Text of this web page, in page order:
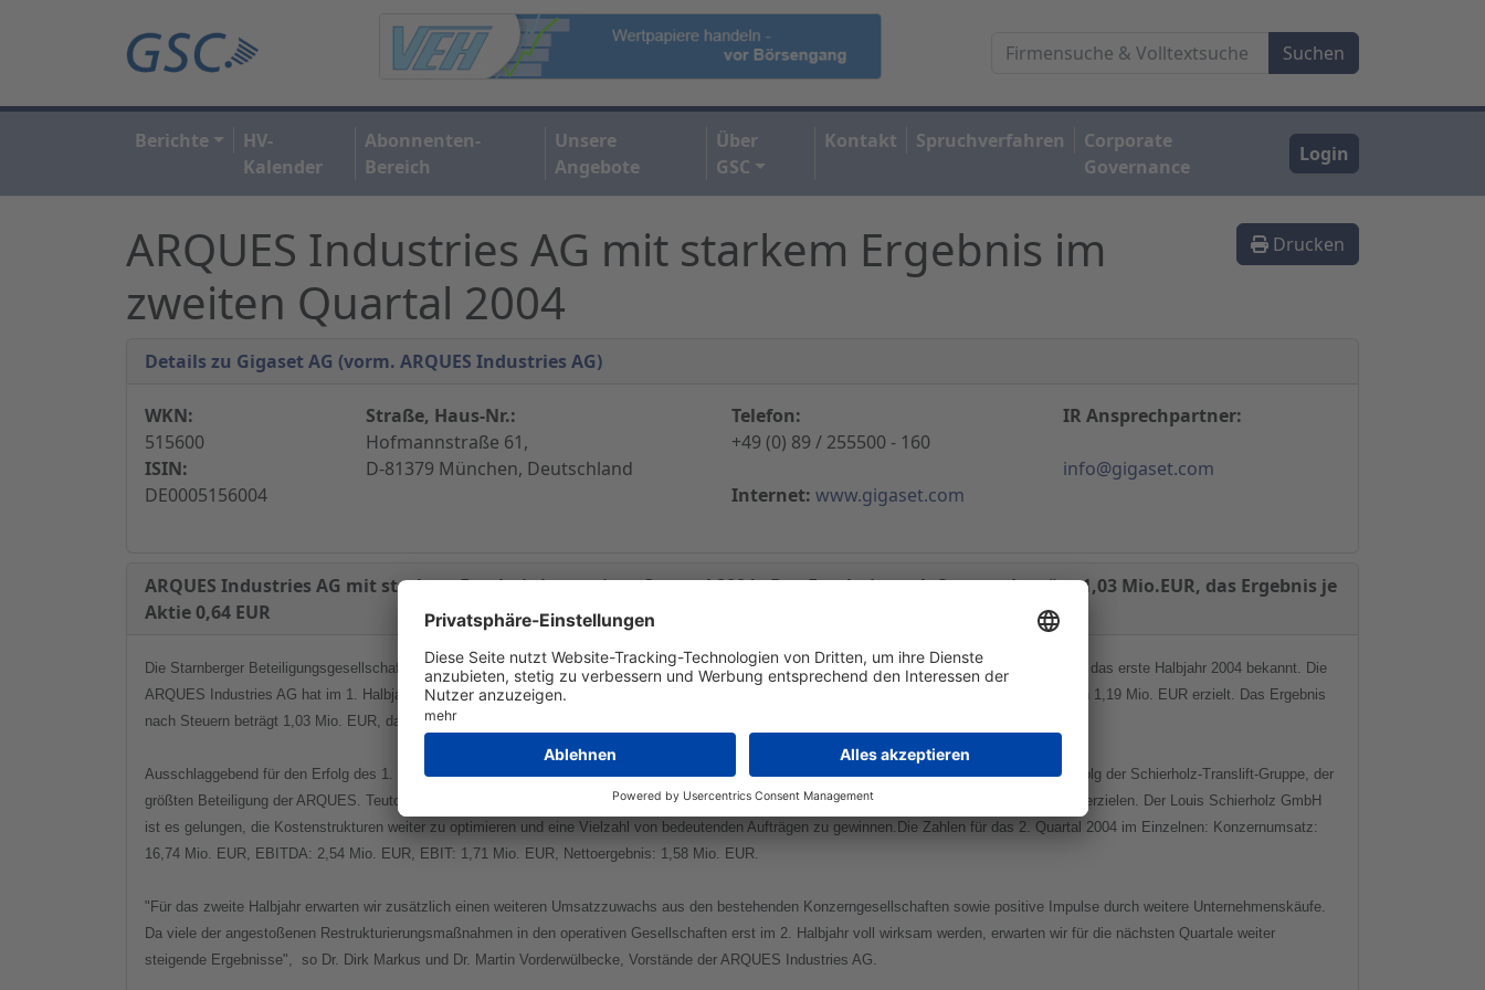
Berichte
HV-
Kalender
Abonnenten-
Bereich
Unsere
Angebote
Über
GSC
Kontakt Spruchverfahren
Corporate
Governance
Login
Drucken
ARQUES Industries AG mit starkem Ergebnis im
zweiten Quartal 2004
Details zu Gigaset AG (vorm. ARQUES Industries AG)
WKN:
515600
ISIN:
DE0005156004
Straße, Haus-Nr.:
Hofmannstraße 61,
D-81379 München, Deutschland
Telefon:
+49 (0) 89 / 255500 - 160
Internet: www.gigaset.com
IR Ansprechpartner:
info@gigaset.com
ARQUES Industries AG mit starkem Ergebnis im zweiten Quartal 2004 - Das Ergebnis nach Steuern beträgt 1,03 Mio.EUR, das Ergebnis je
Aktie 0,64 EUR
Die Starnberger Beteiligungsgesellschaft ARQUES Industries AG gab heute die Ergebnisse für das am 30. Juni 2004 endende zweite Quartal sowie das erste Halbjahr 2004 bekannt. Die
ARQUES Industries AG hat im 1. Halbjahr 2004 einen Konzernumsatz von 30,96 Mio. EUR sowie ein EBITDA von 2,66 Mio. EUR und ein EBIT von 1,19 Mio. EUR erzielt. Das Ergebnis
nach Steuern beträgt 1,03 Mio. EUR, das Ergebnis je Aktie 0,64 EUR.
Ausschlaggebend für den Erfolg des 1. Halbjahres waren unter anderem der Erwerb der Teutonia Kinderwagenfabrik GmbH, sowie der Geschäftserfolg der Schierholz-Translift-Gruppe, der
größten Beteiligung der ARQUES. Teutonia konnte bereits drei Monate nach der Übernahme durch die ARQUES deutliche Restrukturierungserfolge erzielen. Der Louis Schierholz GmbH
ist es gelungen, die Kostenstrukturen weiter zu optimieren und eine Vielzahl von bedeutenden Aufträgen zu gewinnen.Die Zahlen für das 2. Quartal 2004 im Einzelnen: Konzernumsatz:
16,74 Mio. EUR, EBITDA: 2,54 Mio. EUR, EBIT: 1,71 Mio. EUR, Nettoergebnis: 1,58 Mio. EUR.
"Für das zweite Halbjahr erwarten wir zusätzlich einen weiteren Umsatzzuwachs aus den bestehenden Konzerngesellschaften sowie positive Impulse durch weitere Unternehmenskäufe.
Da viele der angestoßenen Restrukturierungsmaßnahmen in den operativen Gesellschaften erst im 2. Halbjahr voll wirksam werden, erwarten wir für die nächsten Quartale weiter
steigende Ergebnisse", so Dr. Dirk Markus und Dr. Martin Vorderwülbecke, Vorstände der ARQUES Industries AG.